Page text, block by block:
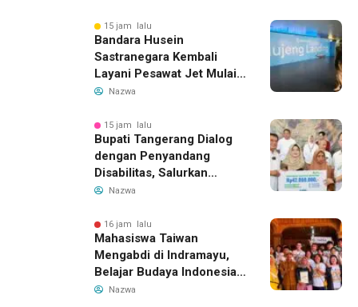
15 jam lalu
Bandara Husein
Sastranegara Kembali
Layani Pesawat Jet Mulai
14 Agustus 2026, Garuda
Bandung-Denpasar
Nazwa
15 jam lalu
Bupati Tangerang Dialog
dengan Penyandang
Disabilitas, Salurkan
Bantuan dan Tampung
Nazwa
16 jam lalu
Mahasiswa Taiwan
Mengabdi di Indramayu,
Belajar Budaya Indonesia
dan Edukasi Pekerja
Nazwa